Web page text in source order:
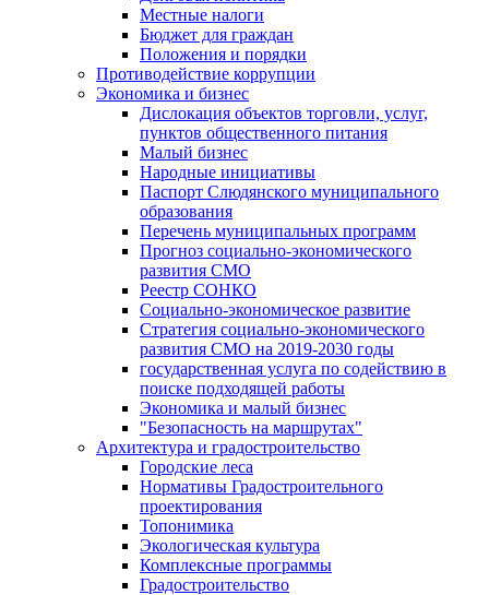
Местные налоги
Бюджет для граждан
Положения и порядки
Противодействие коррупции
Экономика и бизнес
Дислокация объектов торговли, услуг,
пунктов общественного питания
Малый бизнес
Народные инициативы
Паспорт Слюдянского муниципального
образования
Перечень муниципальных программ
Прогноз социально-экономического
развития СМО
Реестр СОНКО
Социально-экономическое развитие
Стратегия социально-экономического
развития СМО на 2019-2030 годы
государственная услуга по содействию в
поиске подходящей работы
Экономика и малый бизнес
"Безопасность на маршрутах"
Архитектура и градостроительство
Городские леса
Нормативы Градостроительного
проектирования
Топонимика
Экологическая культура
Комплексные программы
Градостроительство